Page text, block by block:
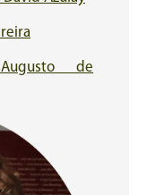
de